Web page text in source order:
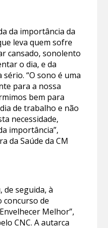
da importância da
leva quem sofre
cansado, sonolento
o dia, e da
sério. “O sono é uma
para a nossa
bem para
de trabalho e não
necessidade,
importância”,
da Saúde da CM
de seguida, à
concurso de
Melhor”,
CNC. A autarca